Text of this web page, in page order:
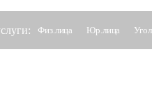
Физ.лица Юр.лица